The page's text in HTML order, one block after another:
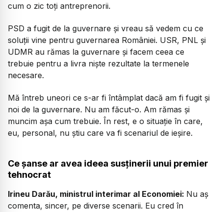
cum o zic toți antreprenorii.
PSD a fugit de la guvernare și vreau să vedem cu ce
soluții vine pentru guvernarea României. USR, PNL și
UDMR au rămas la guvernare și facem ceea ce
trebuie pentru a livra niște rezultate la termenele
necesare.
Mă întreb uneori ce s-ar fi întâmplat dacă am fi fugit și
noi de la guvernare. Nu am făcut-o. Am rămas și
muncim așa cum trebuie. În rest, e o situație în care,
eu, personal, nu știu care va fi scenariul de ieșire.
Ce șanse ar avea ideea susținerii unui premier
tehnocrat
Irineu Darău, ministrul interimar al Economiei: Nu aș
comenta, sincer, pe diverse scenarii. Eu cred în